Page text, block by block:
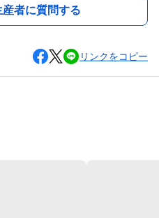
者に質問する
リンクをコピー